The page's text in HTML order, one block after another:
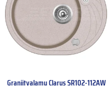
Graniitvalamu Clarus SR102-112AW